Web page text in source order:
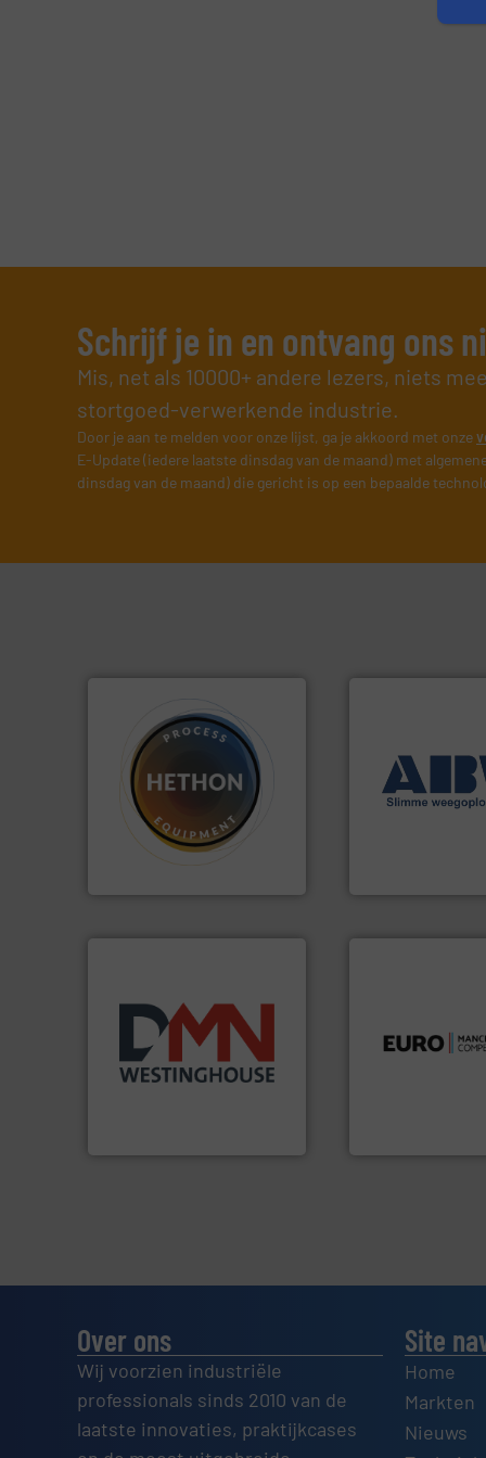
Schrijf je in en ontvang ons
Mis, net als 10000+ andere lezers, niets
stortgoed-verwerkende industrie.
Door je aan te melden voor onze lijst, ga je akkoord met onze
E-Update (iedere laatste dinsdag van de maand) met
dinsdag van de maand) die gericht is op een bepaalde
HETHON is wereldwijd
specialist in poeder- en
vloeistofdosering, met
name bij lastig te verwerken
materialen.Meer info ➜
aan
componenten
geautomatiseerde
weegoplossingen.
plastic-, (petro) chemische,
farmaceutische,
mineralen-, energie en
biomassa industrieën.
Meer info ➜
dan dertig jaar
gebied van
Over ons
Wij voorzien industriële
professionals sinds 2010 van de
laatste innovaties, praktijkcases
Site
Home
Markten
Nieuws